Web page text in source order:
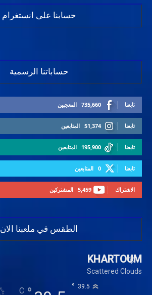
حسابنا على انستغرام
حساباتنا الرسمية
735,660 المعجبين تابعنا
51,374 المتابعين تابعنا
195,900 المتابعين تابعنا
0 المتابعين تابعنا
5,459 المشتركين الاشتراك
الطقس في ملعبنا الان
KHARTOUM
Scattered Clouds
C 39.5
°